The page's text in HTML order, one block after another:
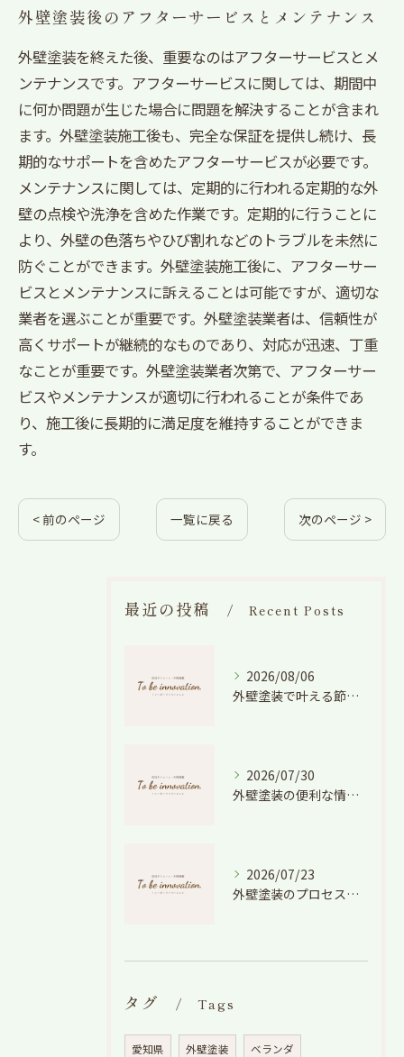
外壁塗装後のアフターサービスとメンテナンス
外壁塗装を終えた後、重要なのはアフターサービスとメ
ンテナンスです。アフターサービスに関しては、期間中
に何か問題が生じた場合に問題を解決することが含まれ
ます。外壁塗装施工後も、完全な保証を提供し続け、長
期的なサポートを含めたアフターサービスが必要です。
メンテナンスに関しては、定期的に行われる定期的な外
壁の点検や洗浄を含めた作業です。定期的に行うことに
より、外壁の色落ちやひび割れなどのトラブルを未然に
防ぐことができます。外壁塗装施工後に、アフターサー
ビスとメンテナンスに訴えることは可能ですが、適切な
業者を選ぶことが重要です。外壁塗装業者は、信頼性が
高くサポートが継続的なものであり、対応が迅速、丁重
なことが重要です。外壁塗装業者次第で、アフターサー
ビスやメンテナンスが適切に行われることが条件であ
り、施工後に長期的に満足度を維持することができま
す。
< 前のページ 一覧に戻る 次のページ >
最近の投稿 Recent Posts
2026/08/06
外壁塗装で叶える節電効果と愛知県の相場や色選びのポイントを徹底解説
2026/07/30
外壁塗装の便利な情報と失敗しない色や費用判断のコツを徹底解説
2026/07/23
外壁塗装のプロセスを愛知県でスムーズに進めるための工程と費用徹底解説
タグ Tags
愛知県 外壁塗装 ベランダ